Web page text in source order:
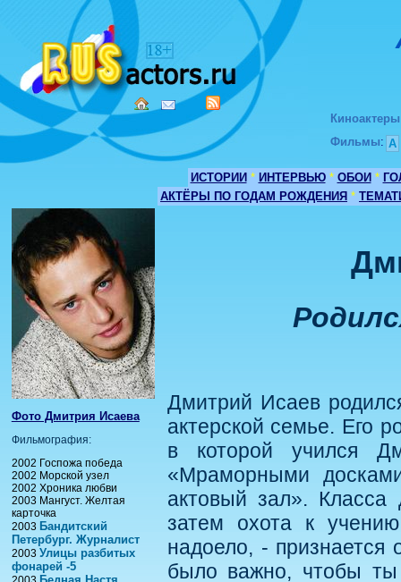
Киноактеры
Фильмы: А
ИСТОРИИ * ИНТЕРВЬЮ * ОБОИ *
АКТЁРЫ ПО ГОДАМ РОЖДЕНИЯ *
Фото Дмитрия Исаева
Фильмография:
2002 Госпожа победа
2002 Морской узел
2002 Хроника любви
2003 Мангуст. Желтая
карточка
2003 Бандитский
Петербург. Журналист
2003 Улицы разбитых
фонарей -5
Дмитрий Исаев
актерской семье. Его
в которой учился
«Мраморными
актовый зал».
затем охота к
надоело, -
было важно, чтобы